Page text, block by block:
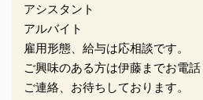
アシスタント
アルバイト
雇用形態、給与は応相談です。
ご興味のある方は伊藤までお電話
ご連絡、お待ちしております。